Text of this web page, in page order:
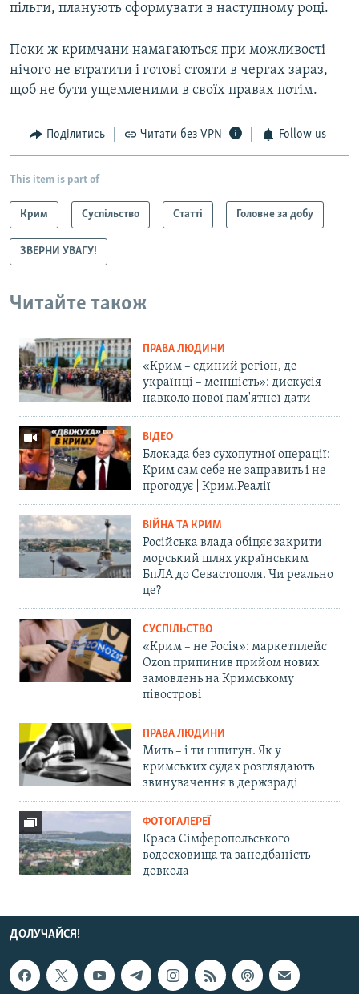
пільги, планують сформувати в наступному році.
Поки ж кримчани намагаються при можливості
нічого не втратити і готові стояти в чергах зараз,
щоб не бути ущемленими в своїх правах потім.
Поділитись Читати без VPN Follow us
This item is part of
Крим Суспільство Статті Головне за добу
ЗВЕРНИ УВАГУ!
Читайте також
ПРАВА ЛЮДИНИ
«Крим – єдиний регіон, де
українці – меншість»: дискусія
навколо нової пам'ятної дати
ВІДЕО
Блокада без сухопутної операції:
Крим сам себе не заправить і не
прогодує | Крим.Реалії
ВІЙНА ТА КРИМ
Російська влада обіцяє закрити
морський шлях українським
БпЛА до Севастополя. Чи реально
це?
СУСПІЛЬСТВО
«Крим – не Росія»: маркетплейс
Ozon припинив прийом нових
замовлень на Кримському
півострові
ПРАВА ЛЮДИНИ
Мить – і ти шпигун. Як у
кримських судах розглядають
звинувачення в держзраді
ФОТОГАЛЕРЕЇ
Краса Сімферопольського
водосховища та занедбаність
довкола
ДОЛУЧАЙСЯ!